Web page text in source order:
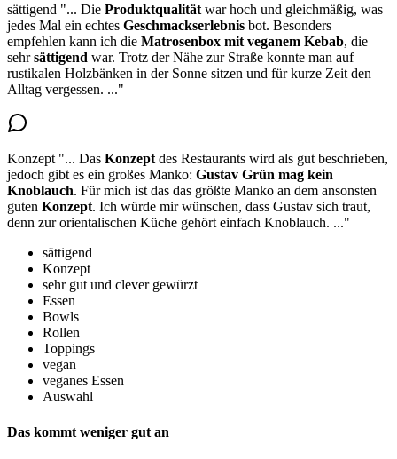
sättigend "... Die Produktqualität war hoch und gleichmäßig, was
jedes Mal ein echtes Geschmackserlebnis bot. Besonders
empfehlen kann ich die Matrosenbox mit veganem Kebab, die
sehrsättigend war. Trotz der Nähe zur Straße konnte man auf
rustikalen Holzbänken in der Sonne sitzen und für kurze Zeit den
Alltag vergessen. ..."
Konzept "... Das Konzept des Restaurants wird als gut beschrieben,
jedoch gibt es ein großes Manko: Gustav Grün mag kein
Knoblauch. Für mich ist das das größte Manko an dem ansonsten
guten Konzept. Ich würde mir wünschen, dass Gustav sich traut,
denn zur orientalischen Küche gehört einfach Knoblauch. ..."
sättigend
Konzept
sehr gut und clever gewürzt
Essen
Bowls
Rollen
Toppings
vegan
veganes Essen
Auswahl
Das kommt weniger gut an